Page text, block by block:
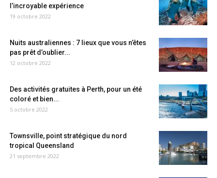
l’incroyable expérience
19 octobre 2022
Nuits australiennes : 7 lieux que vous n’êtes
pas prêt d’oublier...
12 octobre 2022
Des activités gratuites à Perth, pour un été
coloré et bien...
5 octobre 2022
Townsville, point stratégique du nord
tropical Queensland
21 septembre 2022